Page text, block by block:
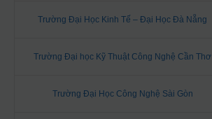
Trường Đại Học Kinh Tế – Đại Học Đà Nẵng
Trường Đại học Kỹ Thuật Công Nghệ Cần Thơ
Trường Đại Học Công Nghệ Sài Gòn